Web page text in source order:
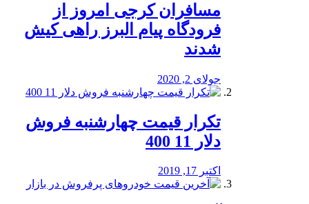
مسافران کرجی امروز از
فرودگاه پیام البرز راهی کیش
شدند
جولای 2, 2020
تکرار قیمت چهارشنبه فروش
دلار 11 400
اکتبر 17, 2019